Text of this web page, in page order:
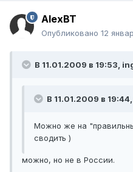
AlexBT
Опубликовано 12
В 11.01.2009 в 19:53,
В 11.01.2009 в
Можно же на
сводить )
можно, но не в России.